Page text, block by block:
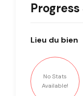
Lieu du bien
No Stats
Available!